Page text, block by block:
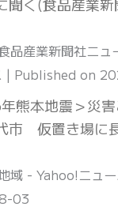
品産業新聞社ニ
Published on
熊本地震＞災
仮置き場に
域 - Yahoo!ニュー
03